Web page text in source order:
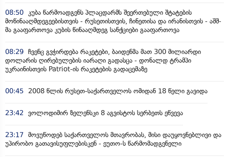
08:50
კუბა წარმოადგენს პლაცდარმს შეერთებული შტატების
მოწინააღმდეგეებისთვის - რუსეთისთვის, ჩინეთისა და ირანისთვის - აშშ-
მა გააფართოვა კუბის წინააღმდეგ სანქციები გააფართოვა
08:29 ჩვენც გვჭირდება რაკეტები, ბაიდენმა მათ 300 მილიარდი
დოლარის ღირებულების იარაღი გადასცა - დონალდ ტრამპი
უკრაინისთვის Patriot-ის რაკეტების გადაცემაზე
00:45 2008 წლის რუსეთ-საქართველოს ომიდან 18 წელი გავიდა
23:42 ვოლოდიმირ ზელენსკი 8 აგვისტოს სერბეთს ეწვევა
23:17 მოვუწოდებ საქართველოს მთავრობას, მისი დაუყოვნებლივი და
უპირობო გათავისუფლებისკენ - ეუთო-ს წარმომადგენელი